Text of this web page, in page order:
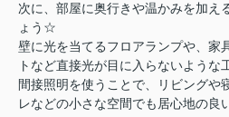
次に、部屋に奥行きや温かみを加え
ょう☆
壁に光を当てるフロアランプや、家
トなど直接光が目に入らないような
間接照明を使うことで、リビングや
レなどの小さな空間でも居心地の良